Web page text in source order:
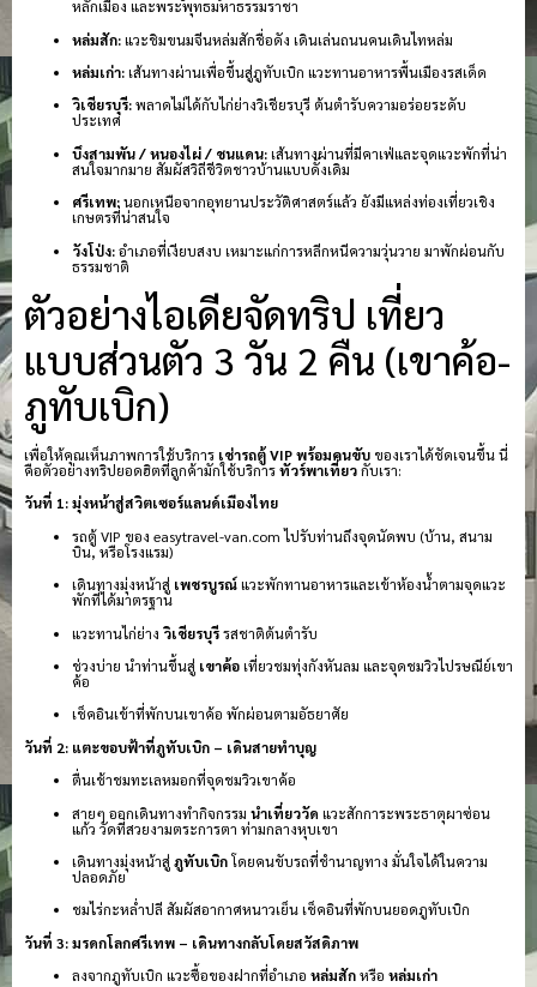
หลักเมือง และพระพุทธมหาธรรมราชา
หล่มสัก:แวะชิมขนมจีนหล่มสักชื่อดัง เดินเล่นถนนคนเดินไทหล่ม
หล่มเก่า:เส้นทางผ่านเพื่อขึ้นสู่ภูทับเบิก แวะทานอาหารพื้นเมืองรสเด็ด
วิเชียรบุรี:พลาดไม่ได้กับไก่ย่างวิเชียรบุรี ต้นตำรับความอร่อยระดับ
ประเทศ
บึงสามพัน / หนองไผ่ / ชนแดน:เส้นทางผ่านที่มีคาเฟ่และจุดแวะพักที่น่า
สนใจมากมาย สัมผัสวิถีชีวิตชาวบ้านแบบดั้งเดิม
ศรีเทพ:นอกเหนือจากอุทยานประวัติศาสตร์แล้ว ยังมีแหล่งท่องเที่ยวเชิง
เกษตรที่น่าสนใจ
วังโป่ง:อำเภอที่เงียบสงบ เหมาะแก่การหลีกหนีความวุ่นวาย มาพักผ่อนกับ
ธรรมชาติ
ตัวอย่างไอเดียจัดทริป เที่ยว
แบบส่วนตัว 3 วัน 2 คืน (เขาค้อ-
ภูทับเบิก)
เพื่อให้คุณเห็นภาพการใช้บริการ เช่ารถตู้ VIP พร้อมคนขับ ของเราได้ชัดเจนขึ้น นี่
คือตัวอย่างทริปยอดฮิตที่ลูกค้ามักใช้บริการทัวร์พาเที่ยวกับเรา:
วันที่ 1: มุ่งหน้าสู่สวิตเซอร์แลนด์เมืองไทย
รถตู้ VIP ของ easytravel-van.com ไปรับท่านถึงจุดนัดพบ (บ้าน, สนาม
บิน, หรือโรงแรม)
เดินทางมุ่งหน้าสู่ เพชรบูรณ์แวะพักทานอาหารและเข้าห้องน้ำตามจุดแวะ
พักที่ได้มาตรฐาน
แวะทานไก่ย่าง วิเชียรบุรีรสชาติต้นตำรับ
ช่วงบ่าย นำท่านขึ้นสู่ เขาค้อเที่ยวชมทุ่งกังหันลม และจุดชมวิวไปรษณีย์เขา
ค้อ
เช็คอินเข้าที่พักบนเขาค้อ พักผ่อนตามอัธยาศัย
วันที่ 2: แตะขอบฟ้าที่ภูทับเบิก – เดินสายทำบุญ
ตื่นเช้าชมทะเลหมอกที่จุดชมวิวเขาค้อ
สายๆ ออกเดินทางทำกิจกรรม นำเที่ยววัด แวะสักการะพระธาตุผาซ่อน
แก้ว วัดที่สวยงามตระการตา ท่ามกลางหุบเขา
เดินทางมุ่งหน้าสู่ ภูทับเบิกโดยคนขับรถที่ชำนาญทาง มั่นใจได้ในความ
ปลอดภัย
ชมไร่กะหล่ำปลี สัมผัสอากาศหนาวเย็น เช็คอินที่พักบนยอดภูทับเบิก
วันที่ 3: มรดกโลกศรีเทพ – เดินทางกลับโดยสวัสดิภาพ
ลงจากภูทับเบิก แวะซื้อของฝากที่อำเภอ หล่มสักหรือ หล่มเก่า